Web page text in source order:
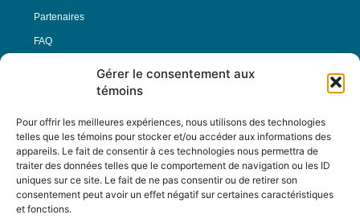
Gérer le consentement aux
témoins
Pour offrir les meilleures expériences, nous utilisons des technologies
telles que les témoins pour stocker et/ou accéder aux informations des
appareils. Le fait de consentir à ces technologies nous permettra de
traiter des données telles que le comportement de navigation ou les ID
uniques sur ce site. Le fait de ne pas consentir ou de retirer son
consentement peut avoir un effet négatif sur certaines caractéristiques
et fonctions.
Partenaires
FAQ
Nous Suivre